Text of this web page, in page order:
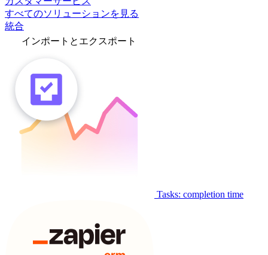
すべてのソリューションを見る
統合
インポートとエクスポート
Tasks: completion time